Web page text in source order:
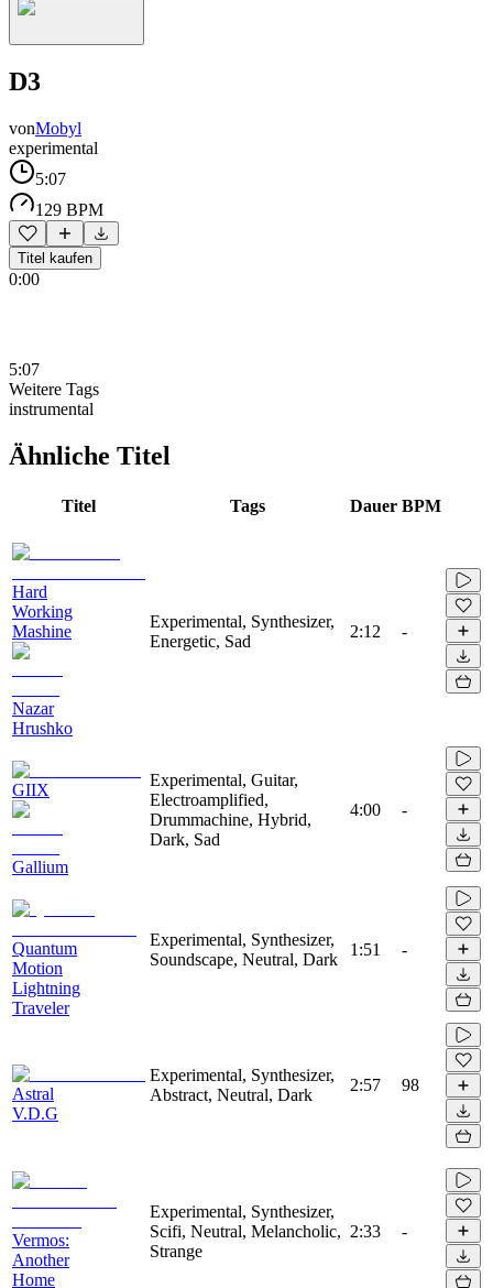
D3
vonMobyl
experimental
5:07
129 BPM
Titel kaufen
0:00
5:07
Weitere Tags
instrumental
Ähnliche Titel
Titel Tags Dauer BPM
Hard
Working
Mashine
Nazar
Hrushko
Experimental, Synthesizer,
Energetic, Sad
2:12 -
GIIX
Gallium
Experimental, Guitar,
Electroamplified,
Drummachine, Hybrid,
Dark, Sad
4:00 -
Quantum
Motion
Lightning
Traveler
Experimental, Synthesizer,
Soundscape, Neutral, Dark
1:51 -
Astral
V.D.G
Experimental, Synthesizer,
Abstract, Neutral, Dark
2:57 98
Vermos:
Another
Home
Experimental, Synthesizer,
Scifi, Neutral, Melancholic,
Strange
2:33 -